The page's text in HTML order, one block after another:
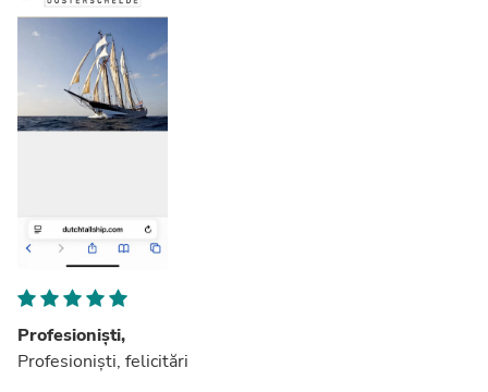
Profesioniști,
Profesioniști, felicitări